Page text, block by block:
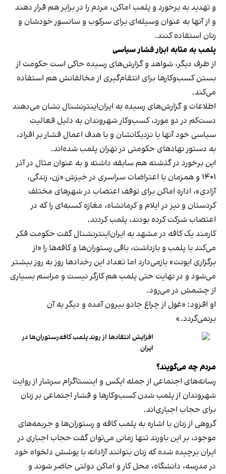
و تهدید به برخورد و پلمب اماکن، مردم را در برابر هم قرار دهند
و از آنها به عنوان وسیله‌ای برای سرکوب و سانسور خودشان و
زنان استفاده کنند.
پلمب به مثابه ابزار فشار سیاسی
از طرف دیگر، شواهد و گزارش‌های رسیده حاکی است حکومت از
بستن کسب‌وکارها برای انتقام‌گیری از مخالفانش هم استفاده
می‌کند.
اطلاعات و گزارش‌های رسیده به ایران‌اینترنشنال نشان می‌دهند
دست‌کم در دو مورد، کسب‌وکار شهروندان به دلیل فعالیت
سیاسی خود آنها یا نزدیکانشان و با هدف اعمال فشار بر افراد،
به دستور نهادهای حکومتی در تهران پلمب شده‌اند.
این برخورد در گذشته هم سابقه داشته و به عنوان مثال در آذر
۱۴۰۱ و همزمان با اعتراضات سراسری در خیزش «زن، زندگی،
آزادی»، اداره اماکن برای توقف اعتصاب در شهرهای مختلف
کردستان و نیز در ایلام و کرمانشاه، مغازه کسبه‌ای را که در
اعتصاب شرکت کرده بودند، پلمب کردند.
کارمند یک کافه در مشهد به ایران‌اینترنشنال گفت حکومت فکر
می‌کند با پلمب و بازداشت، باقی رستوران‌ها و کافه‌ها را «از
برگزاری ایونت» بازمی‌دارد اما تعداد این رخدادها روز به روز بیشتر
می‌شود و در نهایت حتی پلمب هم کارگر نیست و مراسم بسیاری
از چشمش در می‌رود.
او افزود: «غول از چراغ جادو بیرون آمده و دیگر به آن
برنمی‎‌گردد.»
افزایش انتقادها از روند پلمب کافه‌رستوران‌ها در
ایران
مردم چه می‌گویند؟
رسانه‎‌های اجتماعی از جمله ایکس و اینستاگرام سرشار از روایت
شهروندان از پلمب شدن کسب‌وکارها و فشار اجتماعی بر زنان
برای حجاب اجباری‌اند.
گروهی از زنان با اشاره به پلمب کافه و رستوران‌ها و جریمه‌های
موجود، بر این باورند تنها زمانی می‌توان گفت حجاب اجباری در
ایران برچیده شده که زنان بتوانند آزادانه با پوشش دلخواه خود
در مدرسه، دانشگاه، محل کار و اماکن دولتی حاضر شوند و